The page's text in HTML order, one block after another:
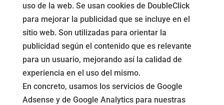
uso de la web. Se usan cookies de DoubleClick
para mejorar la publicidad que se incluye en el
sitio web. Son utilizadas para orientar la
publicidad según el contenido que es relevante
para un usuario, mejorando así la calidad de
experiencia en el uso del mismo.
En concreto, usamos los servicios de Google
Adsense y de Google Analytics para nuestras